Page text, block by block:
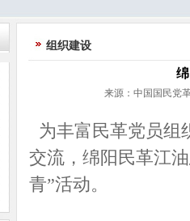
组织建设
来源：中国国民党
为丰富民革党员组
交流，绵阳民革江
青”活动。